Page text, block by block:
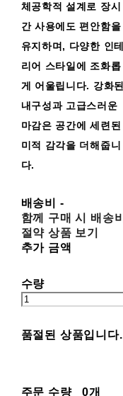
체공학적 설계로 장시
간 사용에도 편안함을
유지하며, 다양한 인테
리어 스타일에 조화롭
게 어울립니다. 강화된
내구성과 고급스러운
마감은 공간에 세련된
미적 감각을 더해줍니
다.
배송비 -
함께 구매 시 배송비
절약 상품 보기
추가 금액
수량
품절된 상품입니다.
주문 수량
0개